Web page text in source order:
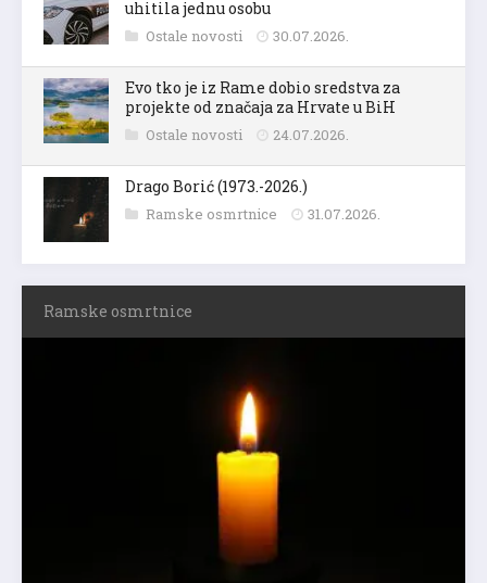
uhitila jednu osobu
Ostale novosti 30.07.2026.
Evo tko je iz Rame dobio sredstva za
projekte od značaja za Hrvate u BiH
Ostale novosti 24.07.2026.
Drago Borić (1973.-2026.)
Ramske osmrtnice 31.07.2026.
Ramske osmrtnice